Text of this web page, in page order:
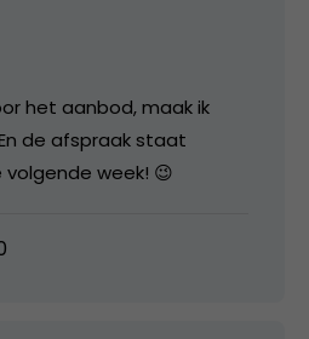
het aanbod, maak ik
de afspraak staat
volgende week! 😉